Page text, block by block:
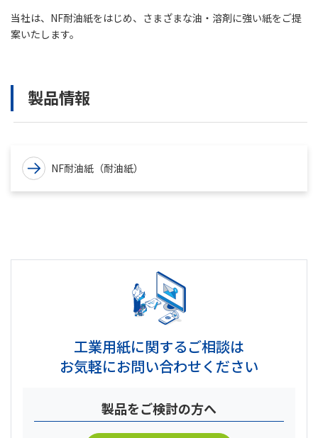
当社は、NF耐油紙をはじめ、さまざまな油・溶剤に強い紙をご提
案いたします。
製品情報
NF耐油紙（耐油紙）
工業用紙に関するご相談は
お気軽にお問い合わせください
製品をご検討の方へ